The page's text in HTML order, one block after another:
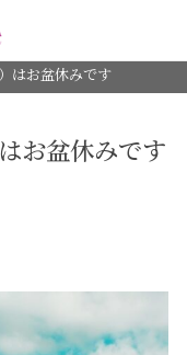
はお盆休みです
お盆休みです